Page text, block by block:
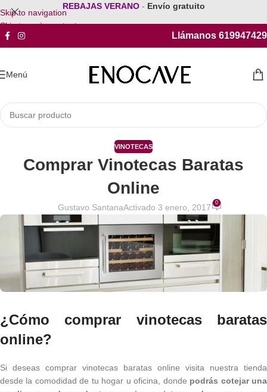
Skip to navigation
Skip to main content
REBAJAS VERANO - Envío gratuito
Llámanos 619947429
Menú
VINOTECAS
Comprar Vinotecas Baratas
Online
Gustavo SantanaActivado 3 enero, 2017 0
¿Cómo comprar vinotecas baratas
online?
Si deseas comprar vinotecas baratas online visita nuestra tienda
desde la comodidad de tu hogar u oficina, donde podrás cotejar una